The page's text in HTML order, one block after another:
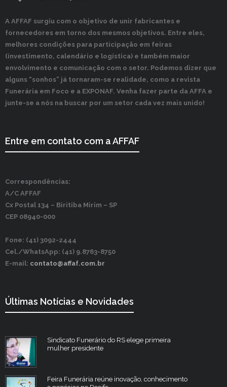
A AFFAF surgiu com o objetivo de unir fabricantes e
fornecedores em torno dos mesmos objetivos. Entre eles,
melhores condições para participação em feiras
(investimento, calendário e logística) e também maior
envolvimento e comunicação com o setor. Podemos dizer que
alguns “sonhos” já tornaram-se realidade, como a revista
Funerária em Foco e a EXPONAF. Venha fazer parte da AFFA e
junte-se a nós na buscar por um setor cada vez mais unido!
Entre em contato com a AFFAF
Correspondências:
A/C AFFAF
Cx Postal 134 – Biritiba Mirim – SP
CEP 08940-000
Fone: (41) 3092-2444
Cel./WhatsApp: (41) 9.8763-8750
E-mail: contato@affaf.com.br
Últimas Notícias e Novidades
Sindicato Funerário do RS elege primeira
mulher presidente
Feira Funerária reúne inovação, conhecimento